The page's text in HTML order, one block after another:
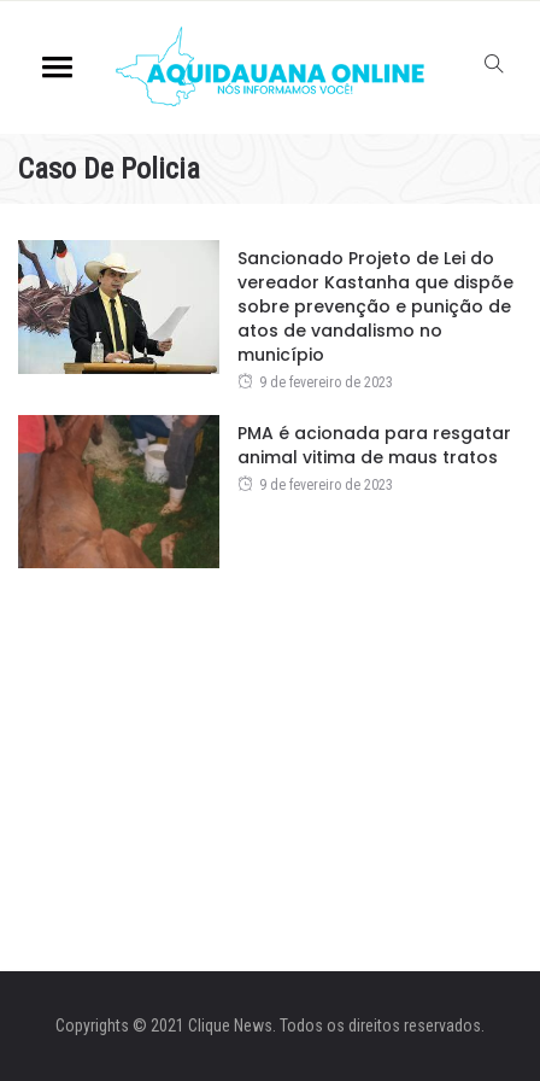
Caso De Policia
Sancionado Projeto de Lei do
vereador Kastanha que dispõe
sobre prevenção e punição de
atos de vandalismo no
município
9 de fevereiro de 2023
PMA é acionada para resgatar
animal vitima de maus tratos
9 de fevereiro de 2023
Copyrights © 2021 Clique News. Todos os direitos reservados.